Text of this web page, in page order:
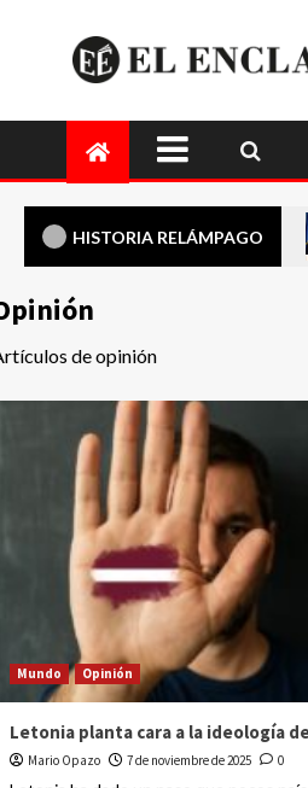
HISTORIA RELÁMPAGO
de opinión
Mundo Opinión
Letonia planta cara a la ideología
Mario Opazo 7 de noviembre de 2025 0